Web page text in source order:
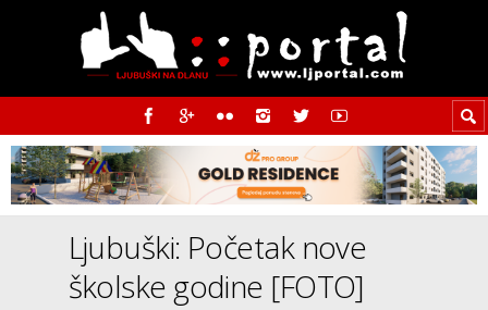
Ljubuški: Početak nove
školske godine [FOTO]